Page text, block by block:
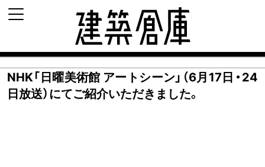
NHK「日曜美術館 アートシーン」（6月17日・24
日放送）にてご紹介いただきました。